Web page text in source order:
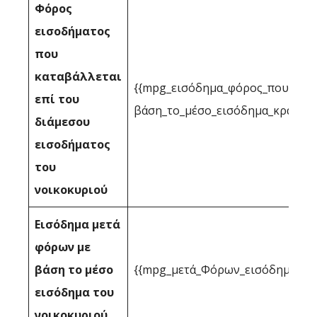
Φόρος
εισοδήματος
που
καταβάλλεται
επί του
διάμεσου
εισοδήματος
του
νοικοκυριού
Εισόδημα μετά
φόρων με
βάση το μέσο
εισόδημα του